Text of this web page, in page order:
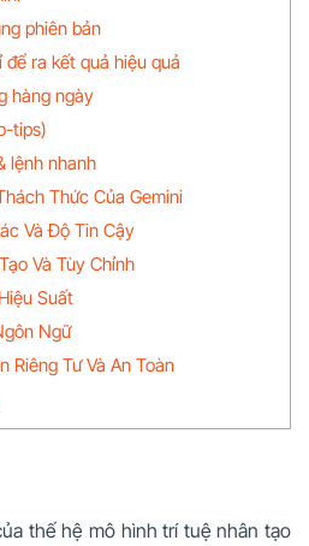
phiên bản
ra kết quả hiệu quả
hàng ngày
tips)
lệnh nhanh
Thức Của Gemini
Và Độ Tin Cậy
Và Tùy Chỉnh
Suất
Ngữ
Riêng Tư Và An Toàn
thế hệ mô hình trí tuệ nhân tạo